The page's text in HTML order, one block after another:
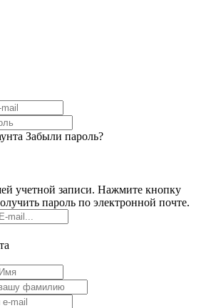
Забыли пароль?
учетной записи. Нажмите кнопку
пароль по электронной почте.